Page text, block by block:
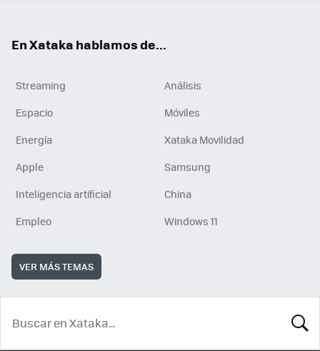
En Xataka hablamos de...
Streaming
Análisis
Espacio
Móviles
Energía
Xataka Movilidad
Apple
Samsung
Inteligencia artificial
China
Empleo
Windows 11
VER MÁS TEMAS